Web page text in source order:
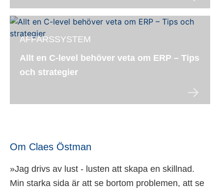
AFFÄRSSYSTEM
Allt en C-level behöver veta om ERP – Tips
och strategier
Om Claes Östman
»Jag drivs av lust - lusten att skapa en skillnad.
Min starka sida är att se bortom problemen, att se